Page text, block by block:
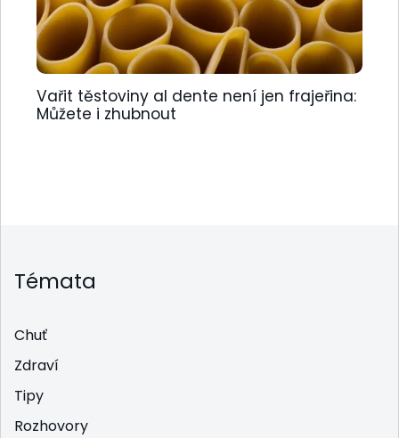
Vařit těstoviny al dente není jen frajeřina:
Můžete i zhubnout
Témata
Chuť
Zdraví
Tipy
Rozhovory